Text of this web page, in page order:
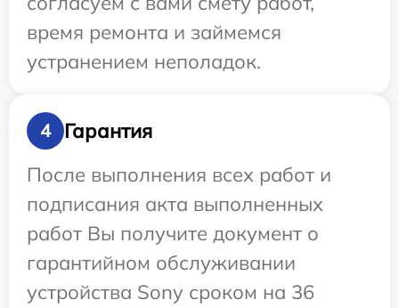
время ремонта и займемся
устранением неполадок.
4
Гарантия
После выполнения всех работ и
подписания акта выполненных
работ Вы получите документ о
гарантийном обслуживании
устройства Sony сроком на 36